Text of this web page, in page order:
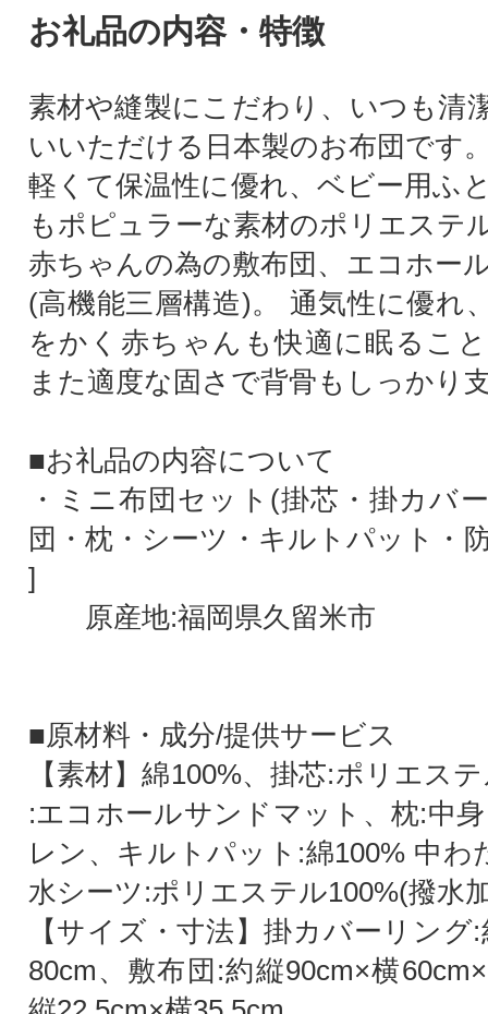
お礼品の内容・特徴
素材や縫製にこだわり、いつも清
いいただける日本製のお布団です
軽くて保温性に優れ、ベビー用ふ
もポピュラーな素材のポリエステ
赤ちゃんの為の敷布団、エコホー
(高機能三層構造)。 通気性に優れ
をかく赤ちゃんも快適に眠るこ
また適度な固さで背骨もしっかり
■お礼品の内容について
・ミニ布団セット(掛芯・掛カバ
団・枕・シーツ・キルトパット・
]
原産地:福岡県久留米市
■原材料・成分/提供サービス
【素材】綿100%、掛芯:ポリエス
:エコホールサンドマット、枕:中
レン、キルトパット:綿100% 中わ
水シーツ:ポリエステル100%(撥水
【サイズ・寸法】掛カバーリング
80cm、敷布団:約縦90cm×横